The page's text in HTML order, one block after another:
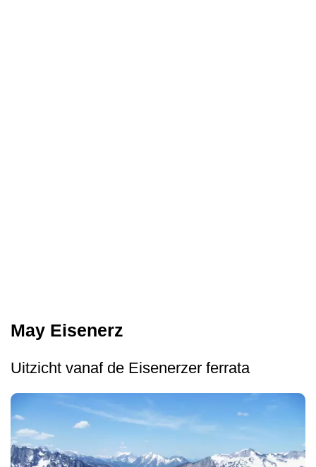
May Eisenerz
Uitzicht vanaf de Eisenerzer ferrata